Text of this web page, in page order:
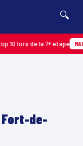
🔍
de la 7ᵉ étape
Fort-de-